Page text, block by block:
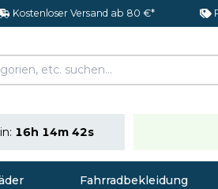
Kostenloser Versand ab 80 €*
16h 14m 41s
Fahrradbekleidung